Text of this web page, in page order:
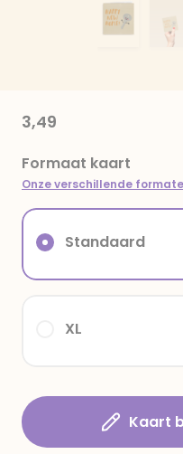
3,49
Formaat kaart
Onze verschillende
XL
Standaard
Kaart